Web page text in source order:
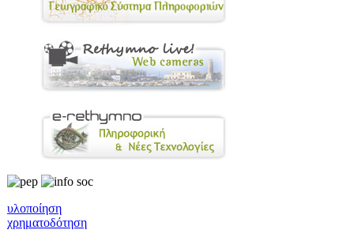
υλοποίηση
χρηματοδότηση